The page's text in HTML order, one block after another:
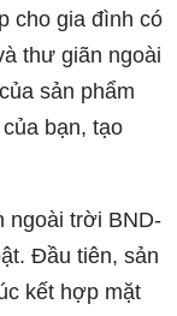
cho gia đình có
thư giãn ngoài
sản phẩm
bạn, tạo
ngoài trời BND-
Đầu tiên, sản
kết hợp mặt